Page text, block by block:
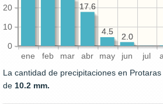
ene feb mar abr may jun jul
0
10
20
2.0
4.5
17.6
2.0
4.5
17.6
La cantidad de precipitaciones en
de 10.2 mm.